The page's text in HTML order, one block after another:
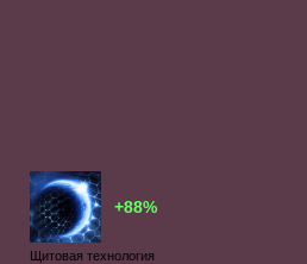
+88%
Щитовая технология